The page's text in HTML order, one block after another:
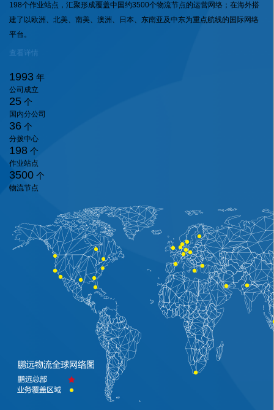
198个作业站点，汇聚形成覆盖中国约3500个物流节点的运营网络；在海外搭
建了以欧洲、北美、南美、澳洲、日本、东南亚及中东为重点航线的国际网络
平台。
查看详情
1993 年
公司成立
25 个
国内分公司
36 个
分拨中心
198 个
作业站点
3500 个
物流节点